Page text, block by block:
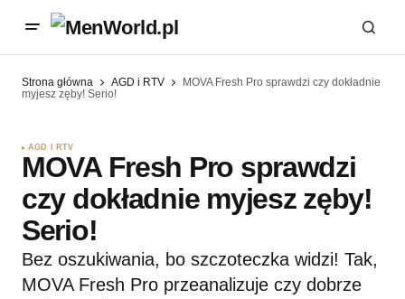
Strona główna AGD i RTV
MOVA Fresh Pro sprawdzi czy dokładnie
myjesz zęby! Serio!
AGD I RTV
MOVA Fresh Pro sprawdzi
czy dokładnie myjesz zęby!
Serio!
Bez oszukiwania, bo szczoteczka widzi! Tak,
MOVA Fresh Pro przeanalizuje czy dobrze